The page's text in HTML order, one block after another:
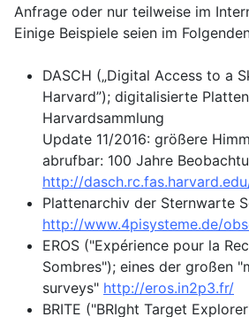
Anfrage oder nur teilweise im
Einige Beispiele seien im
DASCH („Digital Access to a
Harvard”); digitalisierte
Harvardsammlung
Update 11/2016: größere
abrufbar: 100 Jahre
http://
Plattenarchiv der Sternwarte
http://www.4pisysteme.de/
EROS ("Expérience pour la
Sombres"); eines der großen
surveys" http://eros.in2p3.fr/
BRITE ("BRIght Target